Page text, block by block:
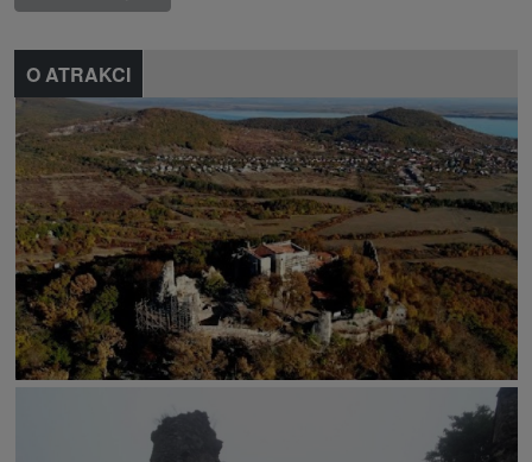
O ATRAKCI